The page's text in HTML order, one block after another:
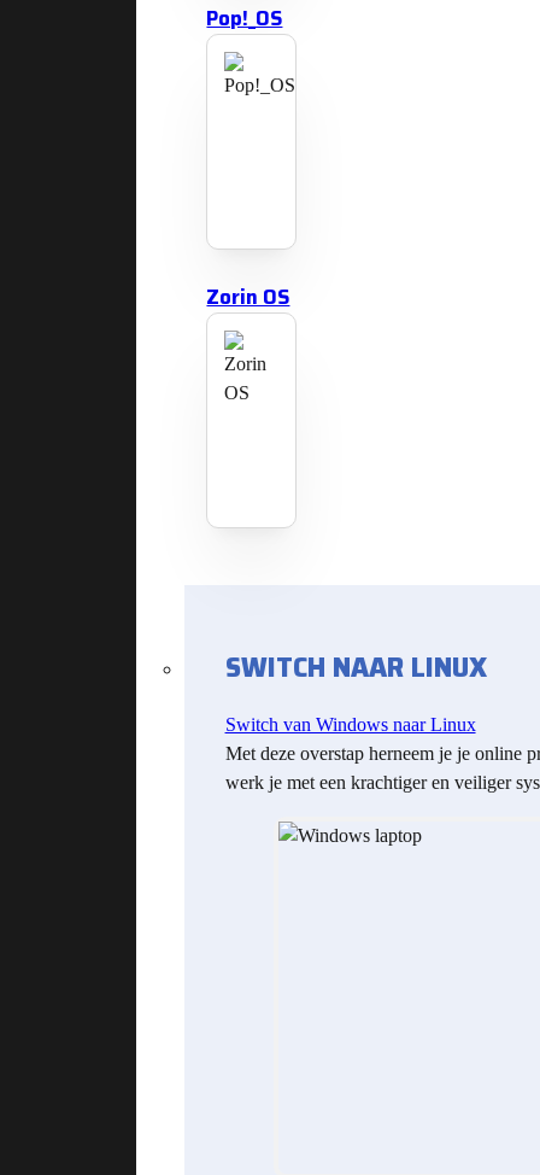
Pop!_OS
Zorin OS
SWITCH NAAR LINUX
Switch van Windows naar Linux
Met deze overstap herneem je je online
werk je met een krachtiger en veiliger